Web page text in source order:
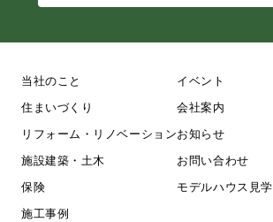
当社のこと
住まいづくり
リフォーム・リノベーション
施設建築・土木
保険
施工事例
イベント
会社案内
お知らせ
お問い合わせ
モデルハウス見学